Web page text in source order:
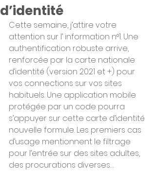
d’identité
Cette semaine, j’attire votre
attention sur l’ information n°1. Une
authentification robuste arrive,
renforcée par la carte nationale
d’identité (version 2021 et +) pour
vos connections sur vos sites
habituels. Une application mobile
protégée par un code pourra
s’appuyer sur cette carte d’identité
nouvelle formule. Les premiers cas
d’usage mentionnent le filtrage
pour l’entrée sur des sites adultes,
des procurations diverses…